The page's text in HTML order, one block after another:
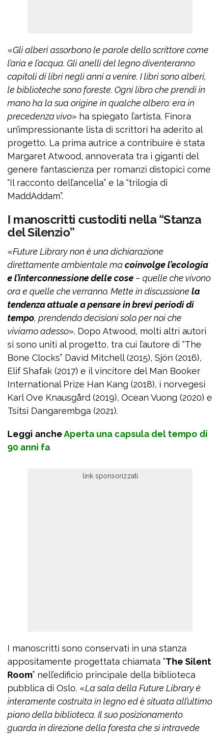
«Gli alberi assorbono le parole dello scrittore come
l’aria e l’acqua. Gli anelli del legno diventeranno
capitoli di libri negli anni a venire. I libri sono alberi,
le biblioteche sono foreste. Ogni libro che prendi in
mano ha la sua origine in qualche albero: era in
precedenza vivo» ha spiegato l’artista. Finora
un’impressionante lista di scrittori ha aderito al
progetto. La prima autrice a contribuire è stata
Margaret Atwood, annoverata tra i giganti del
genere fantascienza per romanzi distopici come
“Il racconto dell’ancella” e la “trilogia di
MaddAddam”.
I manoscritti custoditi nella “Stanza
del Silenzio”
«Future Library non è una dichiarazione
direttamente ambientale macoinvolge l’ecologia
e l’interconnessione delle cose – quelle che vivono
ora e quelle che verranno. Mette in discussione la
tendenza attuale a pensare in brevi periodi di
tempo, prendendo decisioni solo per noi che
viviamo adesso». Dopo Atwood, molti altri autori
si sono uniti al progetto, tra cui l’autore di “The
Bone Clocks” David Mitchell (2015), Sjón (2016),
Elif Shafak (2017) e il vincitore del Man Booker
International Prize Han Kang (2018), i norvegesi
Karl Ove Knausgård (2019), Ocean Vuong (2020) e
Tsitsi Dangarembga (2021).
Leggi ancheAperta una capsula del tempo di
90 anni fa
I manoscritti sono conservati in una stanza
appositamente progettata chiamata “The Silent
Room” nell’edificio principale della biblioteca
pubblica di Oslo. «La sala della Future Library è
interamente costruita in legno ed è situata all’ultimo
piano della biblioteca. Il suo posizionamento
guarda in direzione della foresta che si intravede